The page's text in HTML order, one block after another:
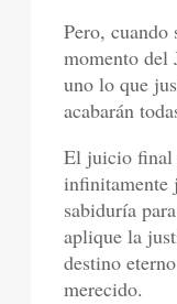
Pero,
momento del
uno lo que
acabarán
El juicio final
infinitamente
sabiduría
aplique la
destino
merecido.